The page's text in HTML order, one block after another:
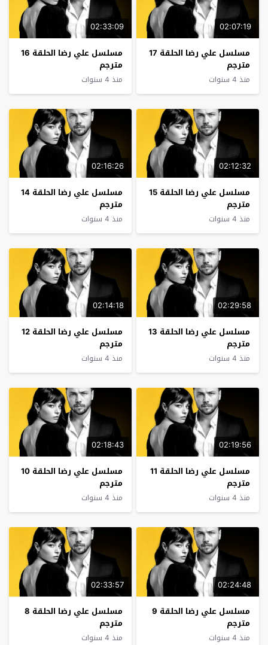
02:07:19
مسلسل علي رضا الحلقة 17
مترجم
منذ 4 سنوات
02:33:09
مسلسل علي رضا الحلقة 16
مترجم
منذ 4 سنوات
02:12:32
مسلسل علي رضا الحلقة 15
مترجم
منذ 4 سنوات
02:16:26
مسلسل علي رضا الحلقة 14
مترجم
منذ 4 سنوات
02:29:58
مسلسل علي رضا الحلقة 13
مترجم
منذ 4 سنوات
02:14:18
مسلسل علي رضا الحلقة 12
مترجم
منذ 4 سنوات
02:19:56
مسلسل علي رضا الحلقة 11
مترجم
منذ 4 سنوات
02:18:43
مسلسل علي رضا الحلقة 10
مترجم
منذ 4 سنوات
02:24:48
مسلسل علي رضا الحلقة 9
مترجم
منذ 4 سنوات
02:33:57
مسلسل علي رضا الحلقة 8
مترجم
منذ 4 سنوات